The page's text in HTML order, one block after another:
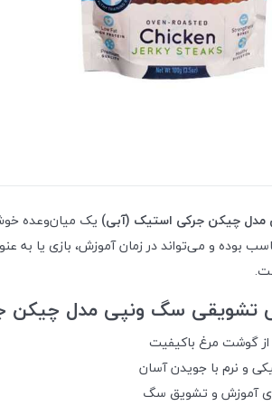
مدل چیکن جرکی استیک (آبی) یک میان‌وعده
بوده و می‌تواند در زمان آموزش، بازی یا به
تشویقی سگ ونپی مدل چیکن
گوشت مرغ باکیفیت
و نرم با جویدن آسان
آموزش و تشویق سگ